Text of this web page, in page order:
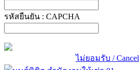
รหัสยืนยัน : CAPCHA
ไม่ยอมรับ / Cancel